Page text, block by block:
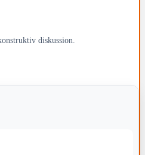
diskussion.